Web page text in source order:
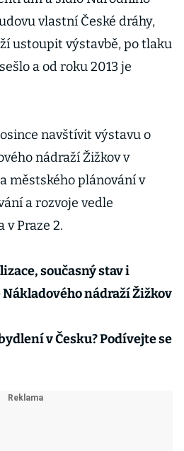
vlastní České dráhy,
ustoupit výstavbě, po tlaku
a od roku 2013 je
navštívit výstavu o
nádraží Žižkov v
městského plánování v
a rozvoje vedle
v Praze 2.
současný stav i
nádraží Žižkov
v Česku? Podívejte se